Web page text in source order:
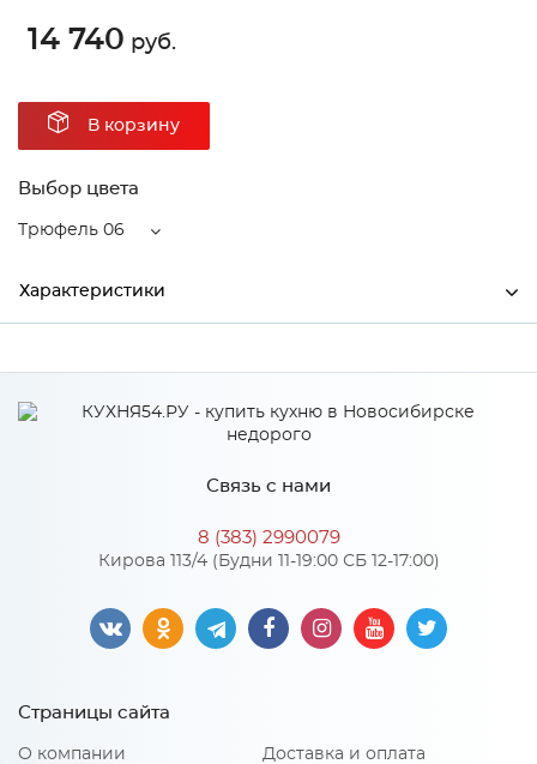
14 740 руб.
В корзину
Выбор цвета
Трюфель 06
Характеристики
Глубина 47.5
пигментированный
Количество упаковок: 1
Связь с нами
8 (383) 2990079
Кирова 113/4 (Будни 11-19:00 СБ 12-17:00)
Страницы сайта
О компании Доставка и оплата